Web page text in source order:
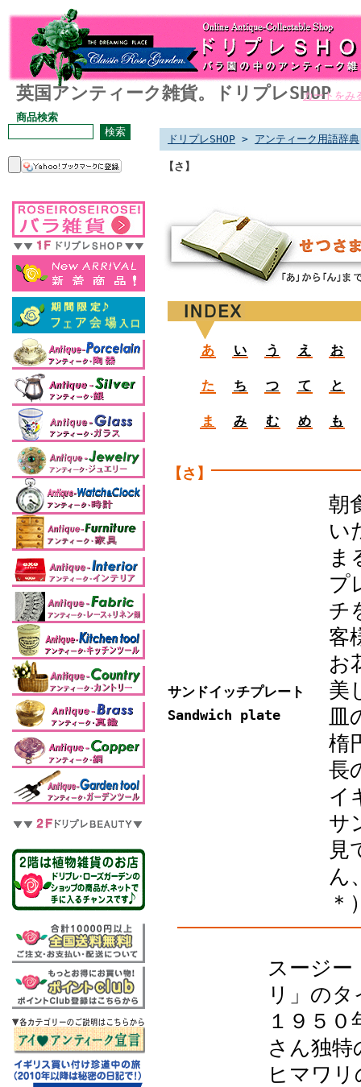
英国アンティーク雑貨。ドリプレSHOP
カートをみ
商品検索
ドリプレSHOP > アンティーク用語辞典
【さ】
あ い う え お
た ち つ て と
ま み む め も
【さ】
サンドイッチプレート
Sandwich plate
朝
い
ま
プ
チ
客
お
美
皿
楕
長
イ
サ
見
ん
＊
スージ
リ」の
１９５
さん独特
ヒマワ